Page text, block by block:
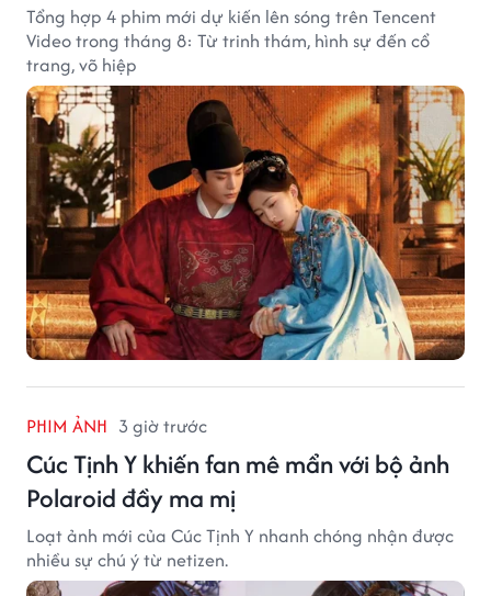
Tổng hợp 4 phim mới dự kiến lên sóng trên Tencent
Video trong tháng 8: Từ trinh thám, hình sự đến cổ
trang, võ hiệp
PHIM ẢNH 3 giờ trước
Cúc Tịnh Y khiến fan mê mẩn với bộ ảnh
Polaroid đầy ma mị
Loạt ảnh mới của Cúc Tịnh Y nhanh chóng nhận được
nhiều sự chú ý từ netizen.